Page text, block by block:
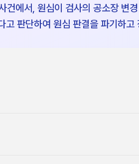
에서, 원심이 검사의 공소장 변
고 판단하여 원심 판결을 파기하